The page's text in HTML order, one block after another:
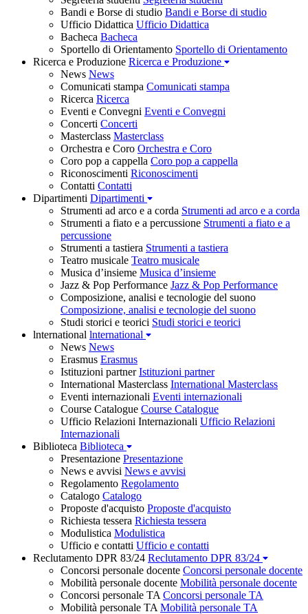
Bandi e Borse di studio Bandi e Borse di studio
Ufficio Didattica Ufficio Didattica
Bacheca Bacheca
Sportello di Orientamento Sportello di Orientamento
Ricerca e Produzione Ricerca e Produzione
News News
Comunicati stampa Comunicati stampa
Ricerca Ricerca
Eventi e Convegni Eventi e Convegni
Concerti Concerti
Masterclass Masterclass
Orchestra e Coro Orchestra e Coro
Coro pop a cappella Coro pop a cappella
Riconoscimenti Riconoscimenti
Contatti Contatti
Dipartimenti Dipartimenti
Strumenti ad arco e a corda Strumenti ad arco e a corda
Strumenti a fiato e a percussione Strumenti a fiato e a
percussione
Strumenti a tastiera Strumenti a tastiera
Teatro musicale Teatro musicale
Musica d’insieme Musica d’insieme
Jazz & Pop Performance Jazz & Pop Performance
Composizione, analisi e tecnologie del suono
Composizione, analisi e tecnologie del suono
Studi storici e teorici Studi storici e teorici
lnternational lnternational
News News
Erasmus Erasmus
Istituzioni partner Istituzioni partner
International Masterclass International Masterclass
Eventi internazionali Eventi internazionali
Course Catalogue Course Catalogue
Ufficio Relazioni Internazionali Ufficio Relazioni
Internazionali
Biblioteca Biblioteca
Presentazione Presentazione
News e avvisi News e avvisi
Regolamento Regolamento
Catalogo Catalogo
Proposte d'acquisto Proposte d'acquisto
Richiesta tessera Richiesta tessera
Modulistica Modulistica
Ufficio e contatti Ufficio e contatti
Reclutamento DPR 83/24 Reclutamento DPR 83/24
Concorsi personale docente Concorsi personale docente
Mobilità personale docente Mobilità personale docente
Concorsi personale TA Concorsi personale TA
Mobilità personale TA Mobilità personale TA